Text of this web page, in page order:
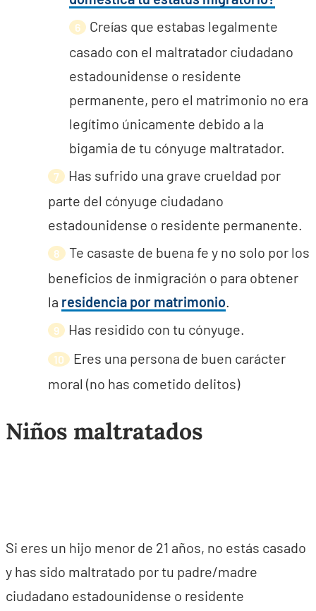
Creías que estabas legalmente
casado con el maltratador ciudadano
estadounidense o residente
permanente, pero el matrimonio no era
legítimo únicamente debido a la
bigamia de tu cónyuge maltratador.
Has sufrido una grave crueldad por
parte del cónyuge ciudadano
estadounidense o residente permanente.
Te casaste de buena fe y no solo por los
beneficios de inmigración o para obtener
la residencia por matrimonio.
Has residido con tu cónyuge.
Eres una persona de buen carácter
moral (no has cometido delitos)
Niños maltratados
Si eres un hijo menor de 21 años, no estás casado
y has sido maltratado por tu padre/madre
ciudadano estadounidense o residente